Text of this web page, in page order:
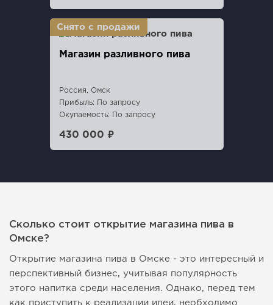
Магазин разливного пива
Россия, Омск
Прибыль: По запросу
Окупаемость: По запросу
430 000 ₽
Сколько стоит открытие магазина пива в
Омске?
Открытие магазина пива в Омске - это интересный и
перспективный бизнес, учитывая популярность
этого напитка среди населения. Однако, перед тем
как приступить к реализации идеи, необходимо